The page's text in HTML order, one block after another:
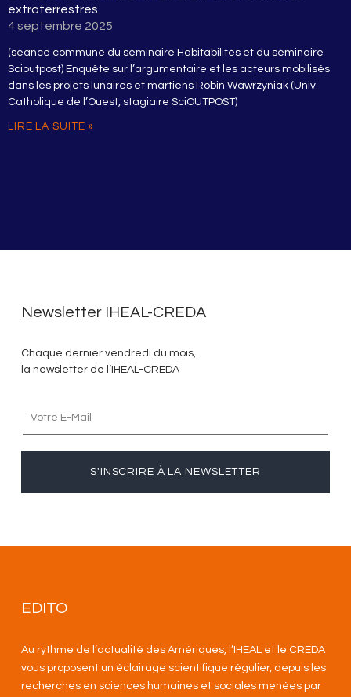
extraterrestres
4 septembre 2025
(séance commune du séminaire Habitabilités et du séminaire
Scioutpost) Enquête sur l’argumentaire et les acteurs mobilisés
dans les projets lunaires et martiens Robin Wawrzyniak (Univ.
Catholique de l’Ouest, stagiaire SciOUTPOST)
LIRE LA SUITE »
Newsletter IHEAL-CREDA
Chaque dernier vendredi du mois,
la newsletter de l’IHEAL-CREDA
S'INSCRIRE À LA NEWSLETTER
EDITO
Au rythme de l’actualité des Amériques, l’IHEAL et le CREDA
vous proposent un éclairage scientifique régulier, depuis les
recherches en sciences humaines et sociales menées par